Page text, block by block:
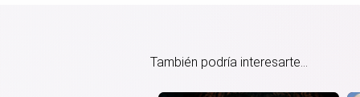
También podría interesarte...